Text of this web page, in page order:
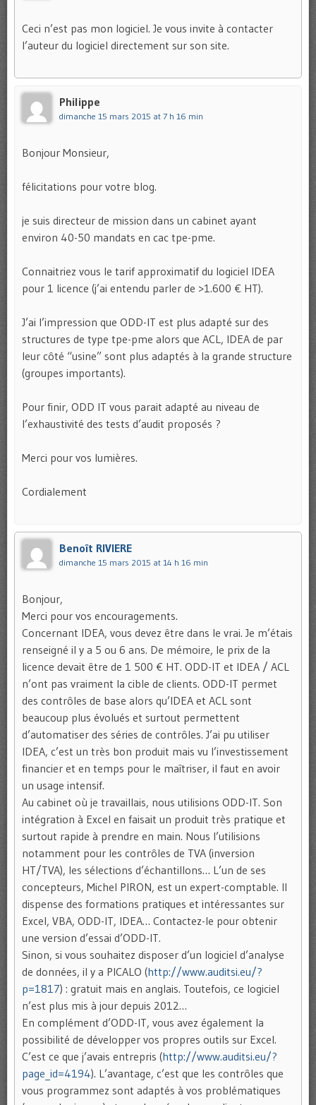
Ceci n’est pas mon logiciel. Je vous invite à contacter
l’auteur du logiciel directement sur son site.
Philippe
dimanche 15 mars 2015 at 7 h 16 min
Bonjour Monsieur,
félicitations pour votre blog.
je suis directeur de mission dans un cabinet ayant
environ 40-50 mandats en cac tpe-pme.
Connaitriez vous le tarif approximatif du logiciel IDEA
pour 1 licence (j’ai entendu parler de >1.600 € HT).
J’ai l’impression que ODD-IT est plus adapté sur des
structures de type tpe-pme alors que ACL, IDEA de par
leur côté “usine” sont plus adaptés à la grande structure
(groupes importants).
Pour finir, ODD IT vous parait adapté au niveau de
l’exhaustivité des tests d’audit proposés ?
Merci pour vos lumières.
Cordialement
Benoît RIVIERE
dimanche 15 mars 2015 at 14 h 16 min
Bonjour,
Merci pour vos encouragements.
Concernant IDEA, vous devez être dans le vrai. Je m’étais
renseigné il y a 5 ou 6 ans. De mémoire, le prix de la
licence devait être de 1 500 € HT. ODD-IT et IDEA / ACL
n’ont pas vraiment la cible de clients. ODD-IT permet
des contrôles de base alors qu’IDEA et ACL sont
beaucoup plus évolués et surtout permettent
d’automatiser des séries de contrôles. J’ai pu utiliser
IDEA, c’est un très bon produit mais vu l’investissement
financier et en temps pour le maîtriser, il faut en avoir
un usage intensif.
Au cabinet où je travaillais, nous utilisions ODD-IT. Son
intégration à Excel en faisait un produit très pratique et
surtout rapide à prendre en main. Nous l’utilisions
notamment pour les contrôles de TVA (inversion
HT/TVA), les sélections d’échantillons… L’un de ses
concepteurs, Michel PIRON, est un expert-comptable. Il
dispense des formations pratiques et intéressantes sur
Excel, VBA, ODD-IT, IDEA… Contactez-le pour obtenir
une version d’essai d’ODD-IT.
Sinon, si vous souhaitez disposer d’un logiciel d’analyse
de données, il y a PICALO (http://www.auditsi.eu/?
p=1817) : gratuit mais en anglais. Toutefois, ce logiciel
n’est plus mis à jour depuis 2012…
En complément d’ODD-IT, vous avez également la
possibilité de développer vos propres outils sur Excel.
C’est ce que j’avais entrepris (http://www.auditsi.eu/?
page_id=4194). L’avantage, c’est que les contrôles que
vous programmez sont adaptés à vos problématiques